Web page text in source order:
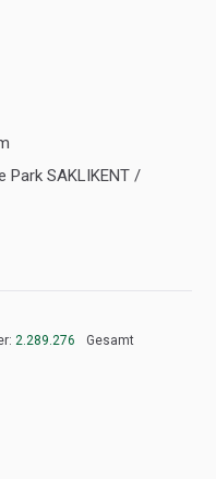
Park SAKLIKENT /
2.289.276 Gesamt